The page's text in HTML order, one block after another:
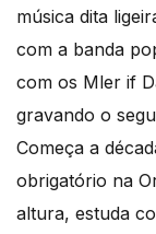
música dita
com a banda
com os Mler if
gravando o
Começa a
obrigatório na
altura, estuda